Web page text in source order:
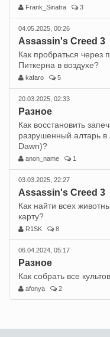
Frank_Sinatra 3
04.05.2025, 00:26
Assassin's Creed 3
Как пробраться через
Питкерна в воздухе?
kafaro 5
20.03.2025, 02:33
Разное
Как восстановить
разрушенный алтарь в
Dawn)?
anon_name 1
03.03.2025, 22:27
Assassin's Creed 3
Как найти всех
карту?
R1SK 8
06.04.2024, 05:17
Разное
Как собрать все
afonya 2